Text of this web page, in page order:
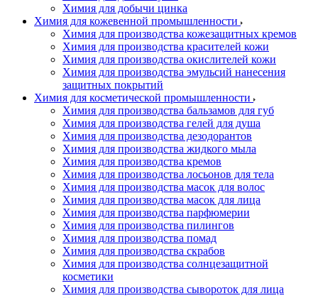
Химия для добычи цинка
Химия для кожевенной промышленности
Химия для производства кожезащитных кремов
Химия для производства красителей кожи
Химия для производства окислителей кожи
Химия для производства эмульсий нанесения
защитных покрытий
Химия для косметической промышленности
Химия для производства бальзамов для губ
Химия для производства гелей для душа
Химия для производства дезодорантов
Химия для производства жидкого мыла
Химия для производства кремов
Химия для производства лосьонов для тела
Химия для производства масок для волос
Химия для производства масок для лица
Химия для производства парфюмерии
Химия для производства пилингов
Химия для производства помад
Химия для производства скрабов
Химия для производства солнцезащитной
косметики
Химия для производства сывороток для лица